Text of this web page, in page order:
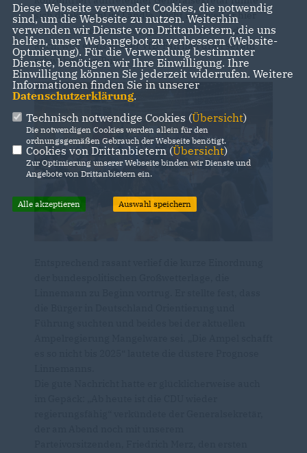
sich direkt wohl im Ländle. Nicht nur, weil er hier
stets als „Carschden“ vorgestellt würde, sondern
auch, weil er als großer VfB-Fan nah dran sei am
schwäbischen Puls.
Diese Webseite verwendet Cookies, die notwendig
sind, um die Webseite zu nutzen. Weiterhin
verwenden wir Dienste von Drittanbietern, die uns
helfen, unser Webangebot zu verbessern (Website-
Optmierung). Für die Verwendung bestimmter
Dienste, benötigen wir Ihre Einwilligung. Ihre
Einwilligung können Sie jederzeit widerrufen. Weitere
Informationen finden Sie in unserer
Datenschutzerklärung.
Technisch notwendige Cookies (Übersicht)
Die notwendigen Cookies werden allein für den
ordnungsgemäßen Gebrauch der Webseite benötigt.
Cookies von Drittanbietern (Übersicht)
Zur Optimierung unserer Webseite binden wir Dienste und
Angebote von Drittanbietern ein.
Alle akzeptieren Auswahl speichern